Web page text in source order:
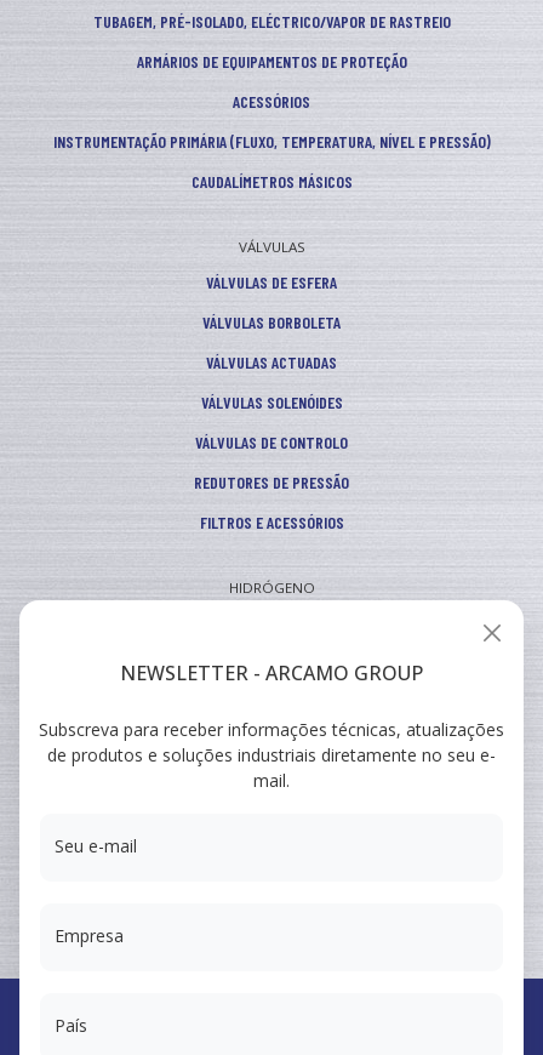
TUBAGEM, PRÉ-ISOLADO, ELÉCTRICO/VAPOR DE RASTREIO
ARMÁRIOS DE EQUIPAMENTOS DE PROTEÇÃO
ACESSÓRIOS
INSTRUMENTAÇÃO PRIMÁRIA (FLUXO, TEMPERATURA, NÍVEL E PRESSÃO)
CAUDALÍMETROS MÁSICOS
VÁLVULAS
VÁLVULAS DE ESFERA
VÁLVULAS BORBOLETA
VÁLVULAS ACTUADAS
VÁLVULAS SOLENÓIDES
VÁLVULAS DE CONTROLO
REDUTORES DE PRESSÃO
FILTROS E ACESSÓRIOS
HIDRÓGENO
VEICULAR
ARCAMO
FORMAÇÕES
NEWSLETTER - ARCAMO GROUP
Subscreva para receber informações técnicas, atualizações
de produtos e soluções industriais diretamente no seu e-
mail.
Seu e-mail
Empresa
País